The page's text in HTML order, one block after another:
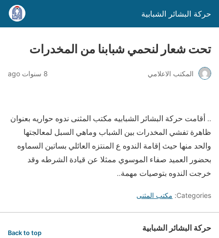
حركة البشائر الشبابية
تحت شعار لنحمي شبابنا من المخدرات
المكتب الاعلامي 8 سنوات ago
.. أقامت حركة البشائر الشبابيه مكتب المثنى ندوه حواريه بعنوان
ظاهرة تفشي المخدرات بين الشباب وماهي السبل لمعالجتها
والحد منها حيث إقامة الندوه ع المنتزه العائلي بساتين السماوه
بحضور العميد صفاء الموسوي ممثلا عن قيادة الشرطه وقد
خرجت الندوه بتوصيات مهمة..
Categories: مكتب المثنى
حركة البشائر الشبابية Back to top